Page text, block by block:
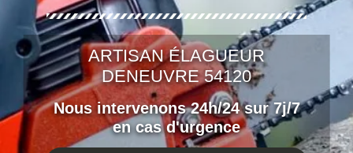
ARTISAN ÉLAGUEUR
DENEUVRE 54120
Nous intervenons 24h/24 sur 7j/7
en cas d'urgence